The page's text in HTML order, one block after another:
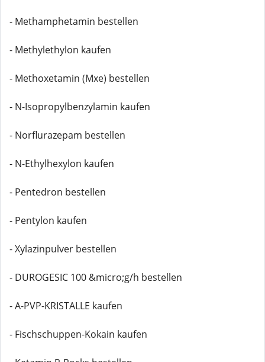
- Methamphetamin bestellen
- Methylethylon kaufen
- Methoxetamin (Mxe) bestellen
- N-Isopropylbenzylamin kaufen
- Norflurazepam bestellen
- N-Ethylhexylon kaufen
- Pentedron bestellen
- Pentylon kaufen
- Xylazinpulver bestellen
- DUROGESIC 100 &micro;g/h bestellen
- A-PVP-KRISTALLE kaufen
- Fischschuppen-Kokain kaufen